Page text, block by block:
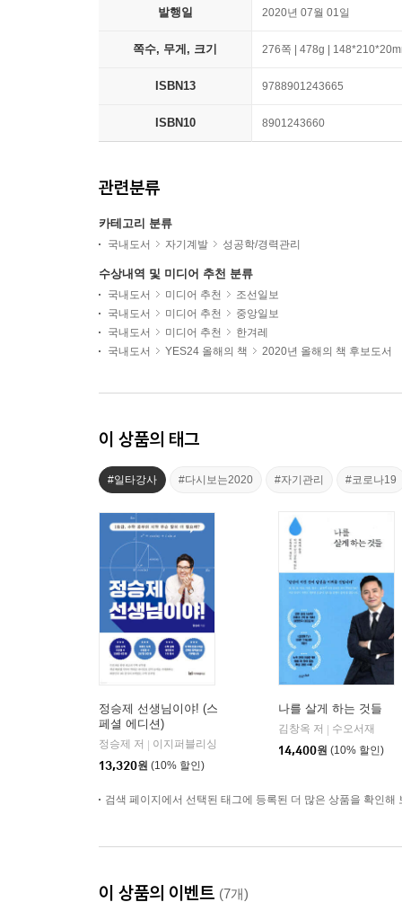
발행일 2020년 07월 01일
쪽수, 무게, 크기 276쪽 | 478g |
ISBN13 9788901243665
ISBN10 8901243660
관련분류
카테고리 분류
국내도서 자기계발 성공학/경력관리
수상내역 및 미디어 추천 분류
국내도서 미디어 추천
조선일보
국내도서
미디어 추천
중앙일보
국내도서
미디어 추천
한겨레
국내도서
YES24 올해의 책 2020년 올해의 책 후보도서
이 상품의 태그
#일타강사 #다시보는2020 #자기관리 #코로나19
정승제 선생님이야! (스
페셜 에디션)
정승제 저
이지퍼블리싱
13,320원 (10% 할인)
나를 살게 하는 것들
김창옥 저
수오서재
14,400원 (10% 할인)
검색 페이지에서 선택된 태그에 등록된 더 많은 상품을 확인해
이 상품의 이벤트 (7개)